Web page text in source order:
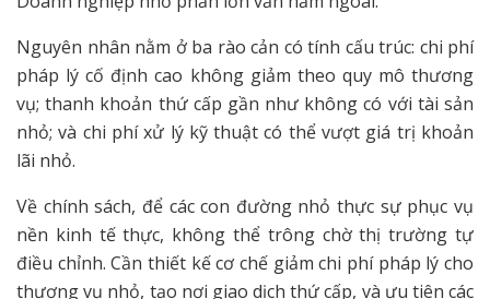
Nguyên nhân nằm ở ba rào cản có tính cấu trúc: chi phí
pháp lý cố định cao không giảm theo quy mô thương
vụ; thanh khoản thứ cấp gần như không có với tài sản
nhỏ; và chi phí xử lý kỹ thuật có thể vượt giá trị khoản
lãi nhỏ.
Về chính sách, để các con đường nhỏ thực sự phục vụ
nền kinh tế thực, không thể trông chờ thị trường tự
điều chỉnh. Cần thiết kế cơ chế giảm chi phí pháp lý cho
thương vụ nhỏ, tạo nơi giao dịch thứ cấp, và ưu tiên các